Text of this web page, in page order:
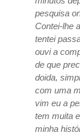
pesquisa
Contei-lhe
tentei
ouvi a
de que
doida,
com uma
vim eu a
tem muita
minha